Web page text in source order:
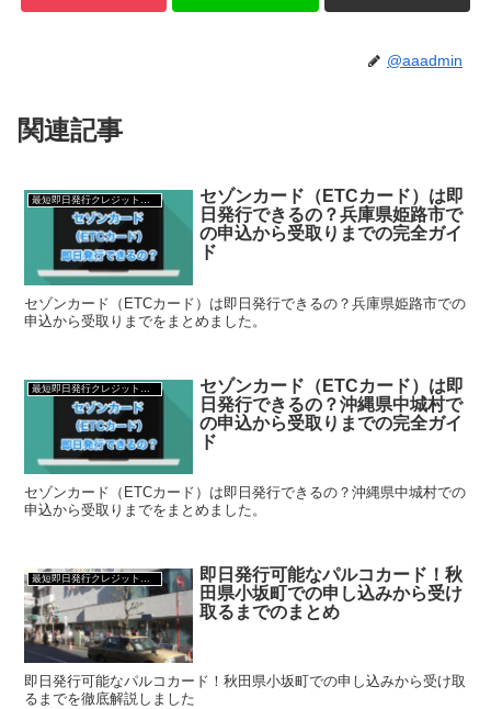
@aaadmin
関連記事
最短即日発行クレジットカード
セゾンカード（ETCカード）は即
日発行できるの？兵庫県姫路市で
の申込から受取りまでの完全ガイ
ド
セゾンカード（ETCカード）は即日発行できるの？兵庫県姫路市での
申込から受取りまでをまとめました。
最短即日発行クレジットカード
セゾンカード（ETCカード）は即
日発行できるの？沖縄県中城村で
の申込から受取りまでの完全ガイ
ド
セゾンカード（ETCカード）は即日発行できるの？沖縄県中城村での
申込から受取りまでをまとめました。
即日発行可能なパルコカード！秋
田県小坂町での申し込みから受け
取るまでのまとめ
即日発行可能なパルコカード！秋田県小坂町での申し込みから受け取
るまでを徹底解説しました